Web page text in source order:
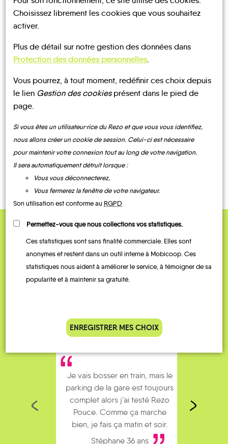
Saint-Point-Lac
UN AVIS, UN TÉMOIGNAGE
CONTACTEZ-NOUS !
QUELQUES
Témoignages
Je vais bosser en train, mais le
parking de la gare est toujours
complet alors j’ai testé Rezo
Pouce. Comme ça marche
bien, je fais ça matin et soir.
Stéphane 36 ans
Choisissez librement les cookies que vous souhaitez
activer.
Plus de détail sur notre gestion des données dans
Protection des données personnelles.
Vous pourrez, à tout moment, redéfinir ces choix depuis
le lien Gestion des cookiesprésent dans le pied de
page.
Si vous êtes un utilisateur·rice du Rezo et que vous vous identifiez,
nous allons créer un cookie de session. Celui-ci est nécessaire
pour maintenir votre connexion tout au long de votre navigation.
Il sera automatiquement détruit lorsque :
Vous vous déconnecterez,
Vous fermerez la fenêtre de votre navigateur.
Son utilisation est conforme au RGPD
Permettez-vous que nous collections vos statistiques.
Ces statistiques sont sans finalité commerciale. Elles sont
anonymes et restent dans un outil interne à Mobicoop. Ces
statistiques nous aident à améliorer le service, à témoigner de sa
popularité et à maintenir sa gratuité.
ENREGISTRER MES CHOIX